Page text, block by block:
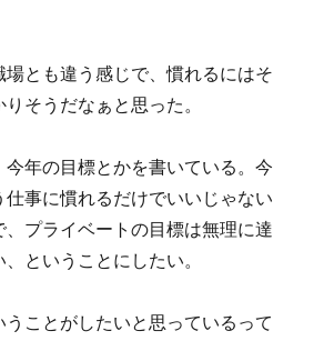
場とも違う感じで、慣れるにはそ
そうだなぁと思った。
今年の目標とかを書いている。今
仕事に慣れるだけでいいじゃない
、プライベートの目標は無理に達
ということにしたい。
うことがしたいと思っているって